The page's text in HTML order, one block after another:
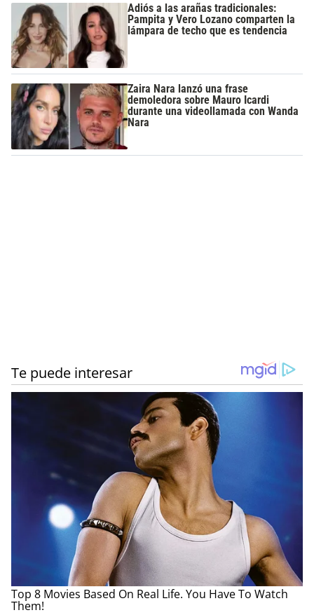
Adiós a las arañas tradicionales:
Pampita y Vero Lozano comparten la
lámpara de techo que es tendencia
Zaira Nara lanzó una frase
demoledora sobre Mauro Icardi
durante una videollamada con Wanda
Nara